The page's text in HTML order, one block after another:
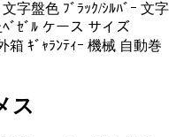
字盤色 ﾌﾞﾗｯｸ/ｼﾙﾊﾞｰ 文字
ﾞｾﾞﾙ ケース サイズ
箱 ｷﾞｬﾗﾝﾃｨｰ 機械 自動巻
ス